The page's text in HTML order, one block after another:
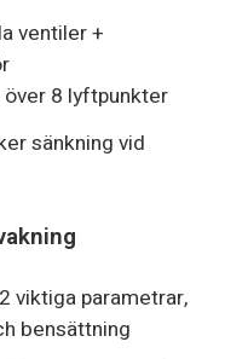
ventiler +
8 lyftpunkter
sänkning vid
viktiga parametrar,
bensättning